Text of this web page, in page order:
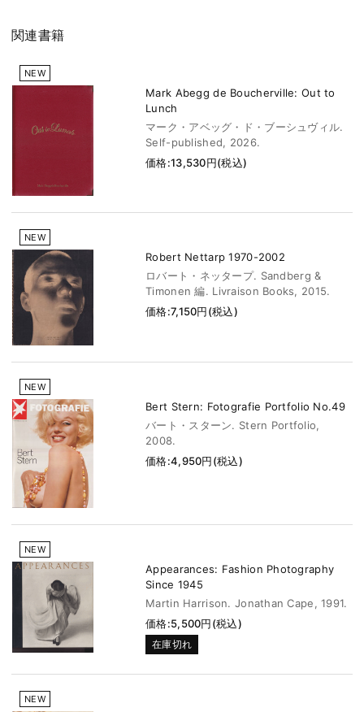
関連書籍
NEW
Mark Abegg de Boucherville: Out to
Lunch
マーク・アベッグ・ド・ブーシュヴィル.
Self-published, 2026.
価格:13,530円(税込)
NEW
Robert Nettarp 1970-2002
ロバート・ネッタープ. Sandberg &
Timonen 編. Livraison Books, 2015.
価格:7,150円(税込)
NEW
Bert Stern: Fotografie Portfolio No.49
バート・スターン. Stern Portfolio,
2008.
価格:4,950円(税込)
NEW
Appearances: Fashion Photography
Since 1945
Martin Harrison. Jonathan Cape, 1991.
価格:5,500円(税込)
在庫切れ
NEW